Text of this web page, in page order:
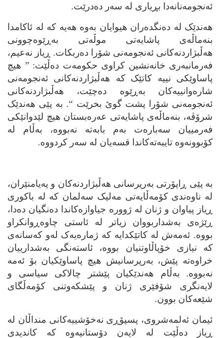
ئه‌نجومه‌نانه‌دا بڕیاری له‌ سه‌ر ده‌درێت.
هه‌ندێک له‌ ده‌نگده‌ران هیوایان به‌وه‌ هه‌یه‌ که‌ له‌ ئاکامدا
بنه‌ماڵه‌ی پاشایه‌تی موڵه‌تی به‌ڕێوه‌چوونی
هه‌ڵبژاردنه‌کانی ئه‌نجومه‌نی شۆرا ده‌ربکات. ڕیاز نه‌عیم،
فه‌رمانبه‌ری خانه‌نشین کراوی حکومه‌ت ده‌ڵێت: ” هیچ
پاساوێکی نییه‌ کاتێک که‌ هه‌ڵبژاردنه‌کانی ئه‌نجومه‌نی
شاره‌وانییه‌کان به‌ڕێوه‌ ده‌چێت، هه‌ڵبژاردنه‌کانی
ئه‌نجومه‌نی شۆرا پشت گوێ بخرێت “. به‌ پێی هه‌ندێک
شرۆڤه‌، بنه‌ماڵه‌ی پاشایه‌تی عه‌ره‌بستان هیچ لێدوانێکی
فه‌رمییان سه‌باره‌ت به‌م بابه‌ته‌ نه‌بووه‌، به‌ڵام له‌
کۆبوونه‌وه‌ تایبه‌ته‌کاندا قسه‌یان له‌ سه‌ر کردووه‌.
به‌ پێی ڕاپۆرتی به‌رپرسانی هه‌ڵبژاردنه‌کان و په‌یامنێران،
له‌ ناوه‌ندی کۆمه‌ڵایه‌تی مه‌لیک سه‌لمان که‌ له‌ باکوری
ڕیاز پیاوان و ژنان له‌ ژووره‌ جیاوازه‌کاندا ده‌نگیان ده‌دا،
ڕێژه‌ی به‌شداربووان زیاتر له‌ ئاستی چاوه‌ڕوانکراو
بووه‌. ئه‌مه‌ش له‌ کاتێکدایه‌ که‌ ژماره‌یه‌ک له‌و که‌سانه‌ی
که‌ نیازی خۆپاڵاوتنیان بووه‌، ئاسته‌نگی به‌شدارییان
خراوه‌ته‌ پێش، به‌رپرسانیش هیچ پاساوێکیان بۆ ئه‌مه‌
نه‌بووه‌. به‌ڵام هه‌ندێکیان پێشتر چالاکی سیاسی و
لایه‌نگری شۆفێری ژنان و پێشکه‌وتنی کۆمه‌ڵگای
شێعه‌کان بوون.
ئیمان ئه‌لمه‌شروی، پسپۆڕی نه‌خۆشییه‌کانی منداڵان له‌
ڕیاز ده‌ڵێت له‌ لایه‌ن دۆستانیه‌وه‌ که‌ کاندیدی